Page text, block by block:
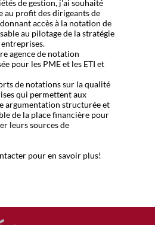
de gestion, j'ai souhaité
au profit des dirigeants de
accès à la notation de
au pilotage de la stratégie
agence de notation
pour les PME et les ETI et
de notations sur la qualité
qui permettent aux
argumentation structurée et
de la place financière pour
leurs sources de